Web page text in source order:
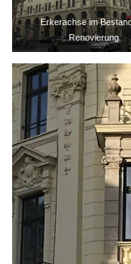
Erkerachse im
Renovierung